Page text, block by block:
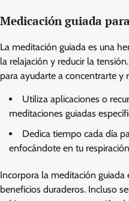
Medicación guiada
La meditación guiada es una
la relajación y reducir la
para ayudarte a concentrarte y
Utiliza aplicaciones o
meditaciones guiadas
Dedica tiempo cada día
enfocándote en tu
Incorpora la meditación
beneficios duraderos. Incluso